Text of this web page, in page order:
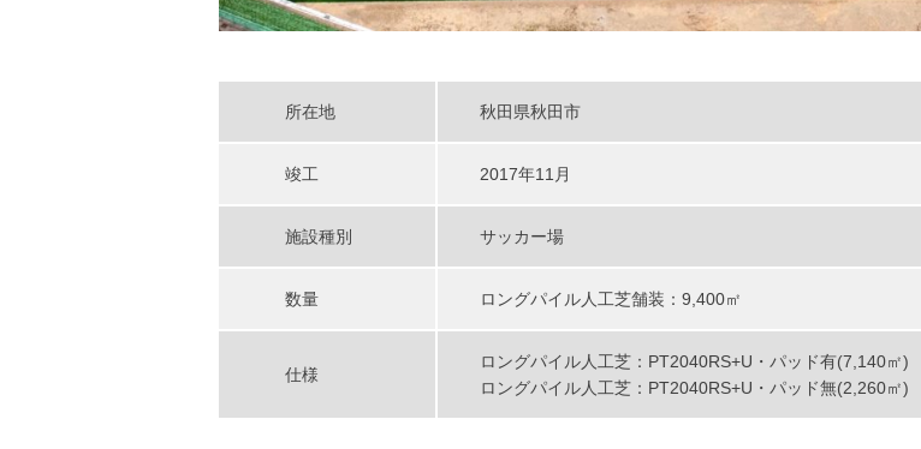
所在地 秋田県秋田市
竣工 2017年11月
施設種別 サッカー場
数量 ロングパイル人工芝舗装：9,400㎡
仕様
ロングパイル人工芝：PT2040RS+U・パッド有(7,140㎡)
ロングパイル人工芝：PT2040RS+U・パッド無(2,260㎡)